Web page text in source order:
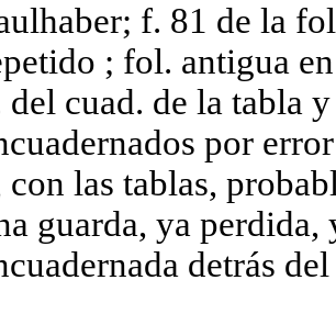
f. 81 de la
; fol. antigua
del cuad. de la tabla
por
con las tablas,
guarda, ya perdida,
detrás